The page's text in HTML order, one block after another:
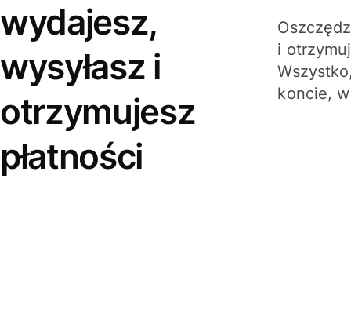
wydajesz,
wysyłasz i
otrzymujesz
płatności
i
koncie,